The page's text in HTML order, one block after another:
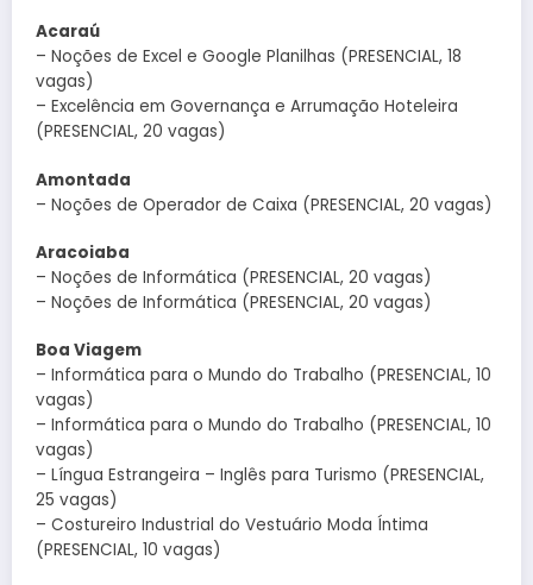
Acaraú
– Noções de Excel e Google Planilhas (PRESENCIAL, 18
vagas)
– Excelência em Governança e Arrumação Hoteleira
(PRESENCIAL, 20 vagas)
Amontada
– Noções de Operador de Caixa (PRESENCIAL, 20 vagas)
Aracoiaba
– Noções de Informática (PRESENCIAL, 20 vagas)
– Noções de Informática (PRESENCIAL, 20 vagas)
Boa Viagem
– Informática para o Mundo do Trabalho (PRESENCIAL, 10
vagas)
– Informática para o Mundo do Trabalho (PRESENCIAL, 10
vagas)
– Língua Estrangeira – Inglês para Turismo (PRESENCIAL,
25 vagas)
– Costureiro Industrial do Vestuário Moda Íntima
(PRESENCIAL, 10 vagas)